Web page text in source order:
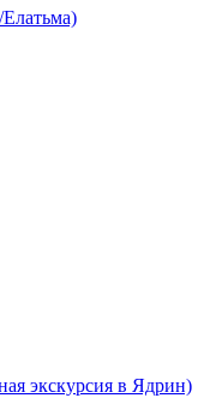
экскурсия в Ядрин)